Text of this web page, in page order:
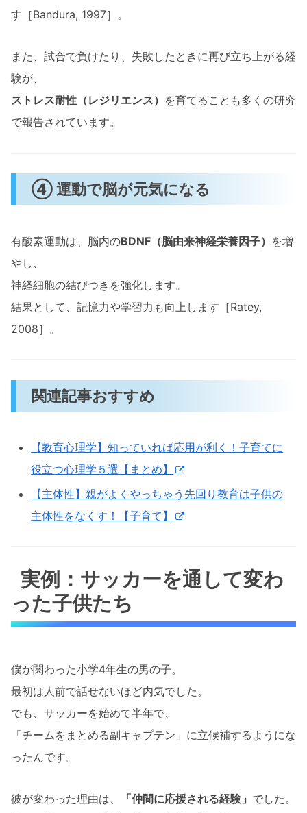
す［Bandura, 1997］。
また、試合で負けたり、失敗したときに再び立ち上がる経
験が、
ストレス耐性（レジリエンス） を育てることも多くの研究
で報告されています。
④ 運動で脳が元気になる
有酸素運動は、脳内のBDNF（脳由来神経栄養因子） を増
やし、
神経細胞の結びつきを強化します。
結果として、記憶力や学習力も向上します［Ratey,
2008］。
関連記事おすすめ
【教育心理学】知っていれば応用が利く！子育てに
役立つ心理学５選【まとめ】
【主体性】親がよくやっちゃう先回り教育は子供の
主体性をなくす！【子育て】
実例：サッカーを通して変わ
った子供たち
僕が関わった小学4年生の男の子。
最初は人前で話せないほど内気でした。
でも、サッカーを始めて半年で、
「チームをまとめる副キャプテン」に立候補するようにな
ったんです。
彼が変わった理由は、 「仲間に応援される経験」 でした。